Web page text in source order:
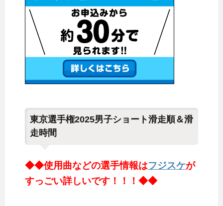
東京選手権2025男子ショート滑走順＆滑
走時間
◆◆使用曲などの選手情報はフジスケが
すっごい詳しいです！！！◆◆